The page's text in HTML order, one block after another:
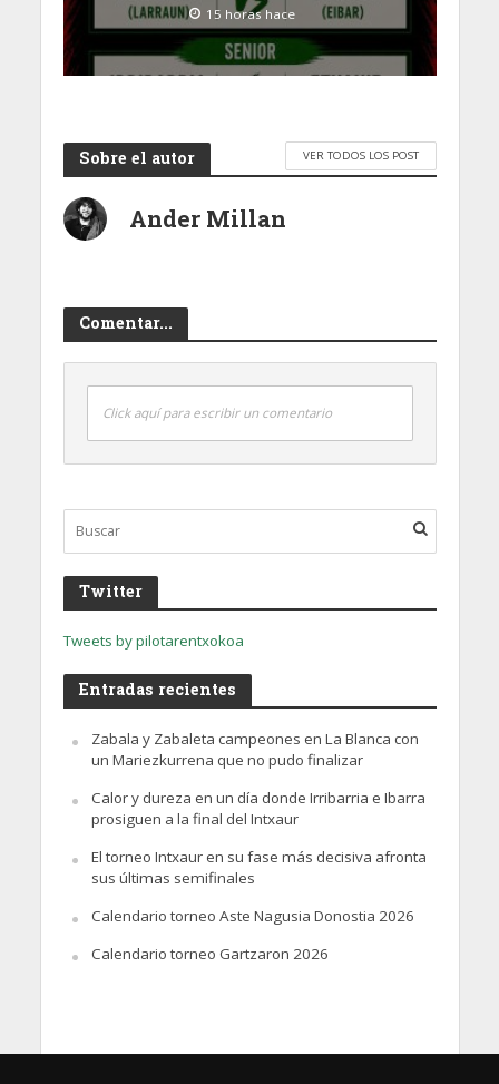
15 horas hace
Sobre el autor VER TODOS LOS POST
Ander Millan
Comentar...
Click aquí para escribir un comentario
Twitter
Tweets by pilotarentxokoa
Entradas recientes
Zabala y Zabaleta campeones en La Blanca con
un Mariezkurrena que no pudo finalizar
Calor y dureza en un día donde Irribarria e Ibarra
prosiguen a la final del Intxaur
El torneo Intxaur en su fase más decisiva afronta
sus últimas semifinales
Calendario torneo Aste Nagusia Donostia 2026
Calendario torneo Gartzaron 2026